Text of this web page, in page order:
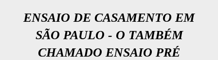
ENSAIO DE CASAMENTO EM
SÃO PAULO - O TAMBÉM
CHAMADO ENSAIO PRÉ